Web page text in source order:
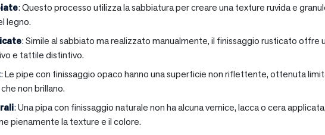
: Questo processo utilizza la sabbiatura per creare una texture ruvida e
legno.
: Simile al sabbiato ma realizzato manualmente, il finissaggio rusticato
e tattile distintivo.
: Le pipe con finissaggio opaco hanno una superficie non riflettente, ottenuta
non brillano.
: Una pipa con finissaggio naturale non ha alcuna vernice, lacca o cera
pienamente la texture e il colore.